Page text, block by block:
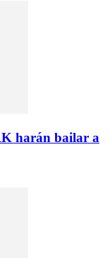
harán bailar a